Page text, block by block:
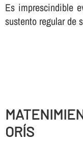
Es imprescindible
sustento regular de
ORÍS